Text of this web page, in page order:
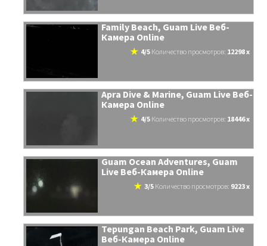
Family Beach, Guam Live Веб-
Камера Online
4/5 количество просмотров: 12298 x
Apra Dive & Marine, Guam Live Веб-
Камера Online
4/5 количество просмотров: 18446 x
Guam Ocean Adventures, Guam
Live Веб-Камера Online
3/5 количество просмотров: 9223 x
Tepungan Beach Park, Guam Live
Веб-Камера Online